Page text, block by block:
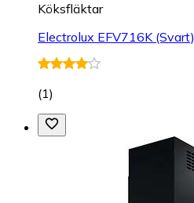
Köksfläktar
Electrolux EFV716K (Svart)
(1)